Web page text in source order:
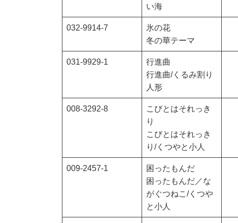
い海
032-9914-7
氷の花
冬の華テーマ
031-9929-1
行進曲
行進曲/くるみ割り
人形
008-3292-8
こびとはそれっき
り
こびとはそれっき
り/くつやと小人
009-2457-1
困ったもんだ
困ったもんだ／な
がぐつねこ/くつや
と小人